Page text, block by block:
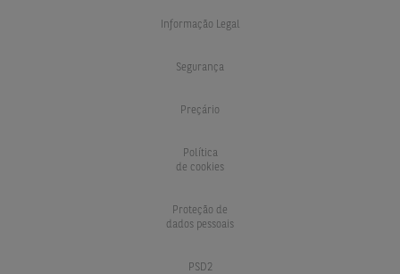
Informação Legal
Segurança
Preçário
Política
de cookies
Proteção de
dados pessoais
PSD2